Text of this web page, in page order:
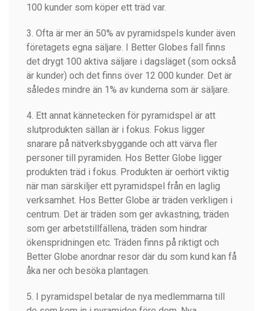
100 kunder som köper ett träd var.
3. Ofta är mer än 50% av pyramidspels kunder även
företagets egna säljare. I Better Globes fall finns
det drygt 100 aktiva säljare i dagsläget (som också
är kunder) och det finns över 12 000 kunder. Det är
således mindre än 1% av kunderna som är säljare.
4. Ett annat kännetecken för pyramidspel är att
slutprodukten sällan är i fokus. Fokus ligger
snarare på nätverksbyggande och att värva fler
personer till pyramiden. Hos Better Globe ligger
produkten träd i fokus. Produkten är oerhört viktig
när man särskiljer ett pyramidspel från en laglig
verksamhet. Hos Better Globe är träden verkligen i
centrum. Det är träden som ger avkastning, träden
som ger arbetstillfällena, träden som hindrar
ökenspridningen etc. Träden finns på riktigt och
Better Globe anordnar resor där du som kund kan få
åka ner och besöka plantagen.
5. I pyramidspel betalar de nya medlemmarna till